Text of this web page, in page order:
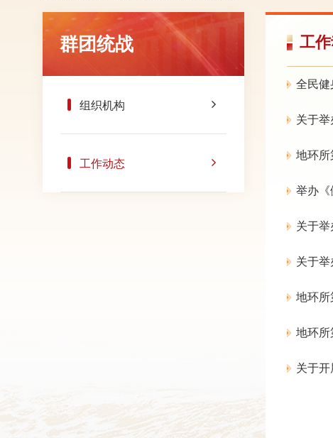
群团统战
组织机构
工作动态
工
全民健
关于
地环所
举办《
关于
关于
地环所
地环所
关于开